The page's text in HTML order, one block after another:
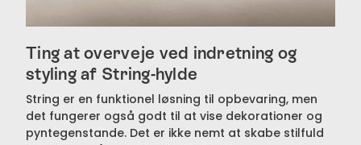
Ting at overveje ved indretning og
styling af String-hylde
String er en funktionel løsning til opbevaring, men
det fungerer også godt til at vise dekorationer og
pyntegenstande. Det er ikke nemt at skabe stilfuld